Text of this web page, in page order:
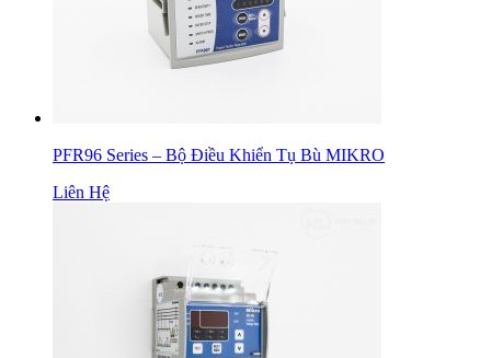
PFR96 Series – Bộ Điều Khiển Tụ Bù MIKRO
Liên Hệ